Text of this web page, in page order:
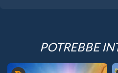
POTREBBE